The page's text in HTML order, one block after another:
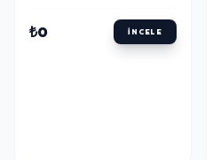
₺0 İNCELE